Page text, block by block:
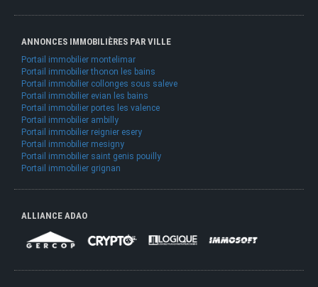
ANNONCES IMMOBILIÈRES PAR VILLE
Portail immobilier montelimar
Portail immobilier thonon les bains
Portail immobilier collonges sous saleve
Portail immobilier evian les bains
Portail immobilier portes les valence
Portail immobilier ambilly
Portail immobilier reignier esery
Portail immobilier mesigny
Portail immobilier saint genis pouilly
Portail immobilier grignan
ALLIANCE ADAO